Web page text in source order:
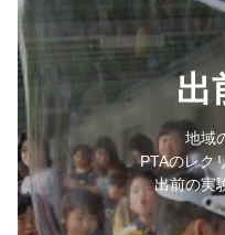
出
地域
PTAのレク
出前の実